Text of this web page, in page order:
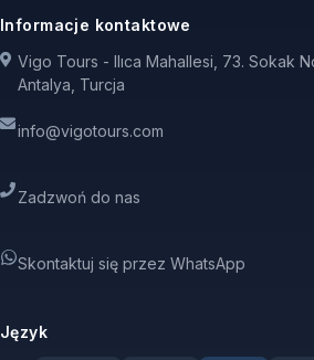
Informacje kontaktowe
Vigo Tours - Ilıca Mahallesi, 73. Sokak
Antalya, Turcja
info@vigotours.com
Zadzwoń do nas
Skontaktuj się przez WhatsApp
Język